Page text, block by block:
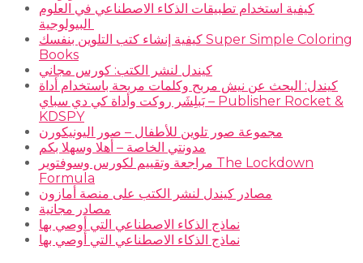
كيفية استخدام تطبيقات الذكاء الاصطناعي في العلوم
كيفية إنشاء كتب التلوين بنفسك Super Simple Coloring
Books
كيندل لنشر الكتب: كورس مجاني
كيندل: البحث عن نيش مربح وكلمات مربحة باستخدام أداة
بَبلِشَر روكت وأداة كي دي سباي – Publisher Rocket &
KDSPY
مجموعة صور تلوين للأطفال – صور اليونيكورن
مدونتي الخاصة – أهلا وسهلا بكم
مراجعة وتقييم لكورس وسوفتوير The Lockdown
Formula
مصادر كيندل لنشر الكتب على منصة أمازون
مصادر مجانية
نماذج الذكاء الاصطناعي التي أوصي بها
نماذج الذكاء الاصطناعي التي أوصي بها